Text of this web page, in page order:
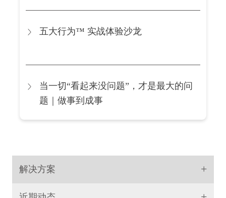
五大行为™ 实战体验沙龙
当一切“看起来没问题”，才是最大的问
题｜做事到成事
解决方案 +